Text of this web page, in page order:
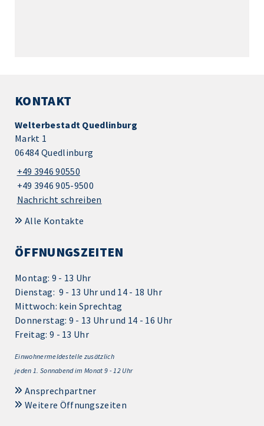
KONTAKT
Welterbestadt Quedlinburg
Markt 1
06484 Quedlinburg
+49 3946 90550
+49 3946 905-9500
Nachricht schreiben
Alle Kontakte
ÖFFNUNGSZEITEN
Montag: 9 - 13 Uhr
Dienstag: 9 - 13 Uhr und 14 - 18 Uhr
Mittwoch: kein Sprechtag
Donnerstag: 9 - 13 Uhr und 14 - 16 Uhr
Freitag: 9 - 13 Uhr
Einwohnermeldestelle zusätzlich
jeden 1. Sonnabend im Monat 9 - 12 Uhr
Ansprechpartner
Weitere Öffnungszeiten